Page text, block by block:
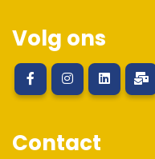
Volg ons
Contact